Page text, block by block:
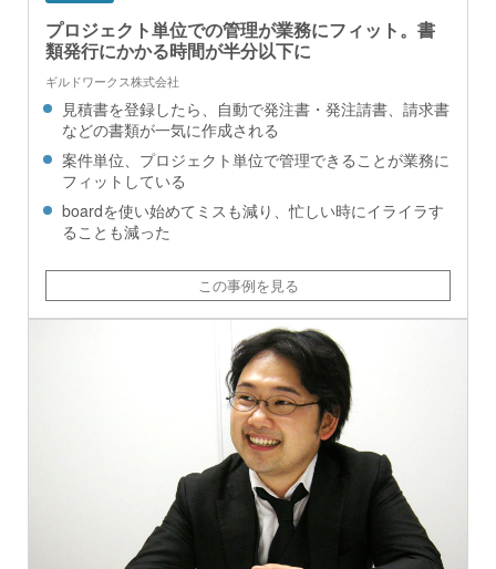
プロジェクト単位での管理が業務にフィット。書
類発行にかかる時間が半分以下に
ギルドワークス株式会社
見積書を登録したら、自動で発注書・発注請書、請求書
などの書類が一気に作成される
案件単位、プロジェクト単位で管理できることが業務に
フィットしている
boardを使い始めてミスも減り、忙しい時にイライラす
ることも減った
この事例を見る